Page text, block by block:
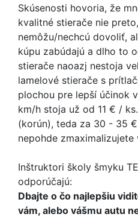
Skúsenosti hovoria, že
kvalitné stierače nie
nemôžu/nechcú dovoliť,
kúpu zabúdajú a dlho to
stierače naoazj nestoja
lamelové stierače s
plochou pre lepší účinok
km/h stoja už od 11 € /
(korún), teda za 30 - 35
nepohde
Inštruktori školy šmyku
odporúčajú:
Dbajte o čo najlepšiu
vám, alebo vášmu autu